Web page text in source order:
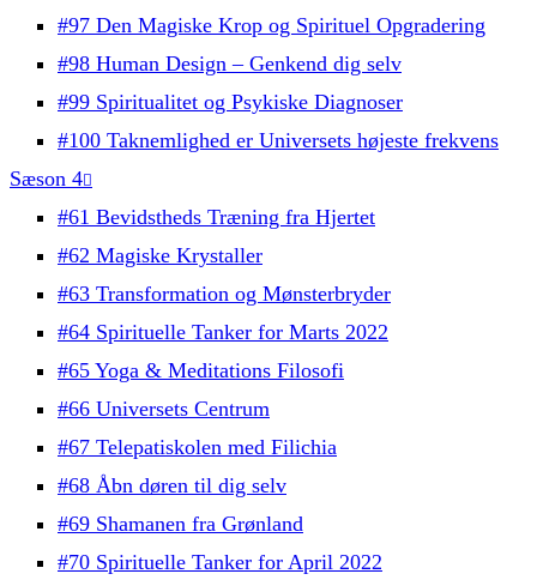
#97 Den Magiske Krop og Spirituel Opgradering
#98 Human Design – Genkend dig selv
#99 Spiritualitet og Psykiske Diagnoser
#100 Taknemlighed er Universets højeste frekvens
Sæson 4
#61 Bevidstheds Træning fra Hjertet
#62 Magiske Krystaller
#63 Transformation og Mønsterbryder
#64 Spirituelle Tanker for Marts 2022
#65 Yoga & Meditations Filosofi
#66 Universets Centrum
#67 Telepatiskolen med Filichia
#68 Åbn døren til dig selv
#69 Shamanen fra Grønland
#70 Spirituelle Tanker for April 2022